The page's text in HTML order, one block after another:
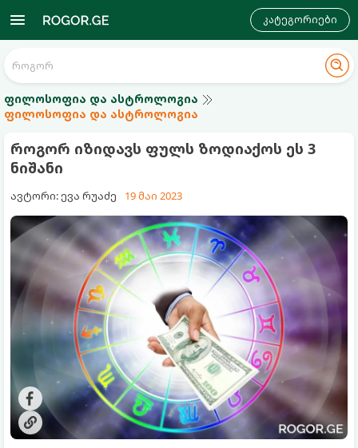
კატეგორიები
ფილოსოფია და ასტროლოგია
ფილოსოფია და ასტროლოგია
როგორ იზიდავს ფულს ზოდიაქოს ეს 3
ნიშანი
ავტორი: ევა რუაძე 19 მაი 2023